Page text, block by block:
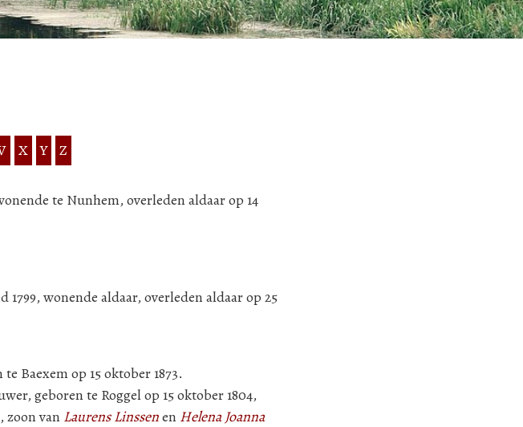
X Y Z
te Nunhem, overleden aldaar op 14
wonende aldaar, overleden aldaar op 25
Baexem op 15 oktober 1873.
geboren te Roggel op 15 oktober 1804,
zoon van Laurens Linssenen Helena Joanna